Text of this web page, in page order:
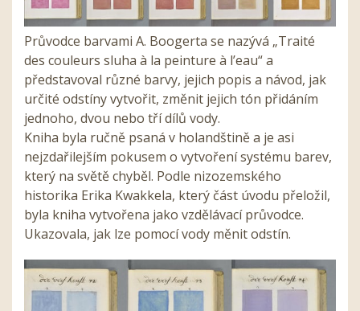
Průvodce barvami A. Boogerta se nazývá „Traité
des couleurs sluha à la peinture à l’eau“ a
představoval různé barvy, jejich popis a návod, jak
určité odstíny vytvořit, změnit jejich tón přidáním
jednoho, dvou nebo tří dílů vody.
Kniha byla ručně psaná v holandštině a je asi
nejzdařilejším pokusem o vytvoření systému barev,
který na světě chyběl. Podle nizozemského
historika Erika Kwakkela, který část úvodu přeložil,
byla kniha vytvořena jako vzdělávací průvodce.
Ukazovala, jak lze pomocí vody měnit odstín.